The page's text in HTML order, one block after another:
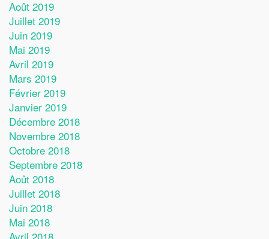
Août 2019
Juillet 2019
Juin 2019
Mai 2019
Avril 2019
Mars 2019
Février 2019
Janvier 2019
Décembre 2018
Novembre 2018
Octobre 2018
Septembre 2018
Août 2018
Juillet 2018
Juin 2018
Mai 2018